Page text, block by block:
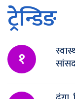
ट्रेन्डिङ
१